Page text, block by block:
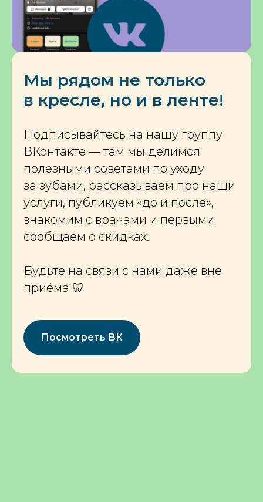
Мы рядом не только
в кресле, но и в ленте!
Подписывайтесь на нашу группу
ВКонтакте — там мы делимся
полезными советами по уходу
за зубами, рассказываем про наши
услуги, публикуем «до и после»,
знакомим с врачами и первыми
сообщаем о скидках.
Будьте на связи с нами даже вне
приёма 🦷
Посмотреть ВК